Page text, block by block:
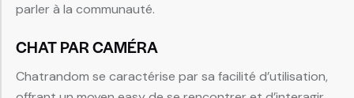
parler à la communauté.
CHAT PAR CAMÉRA
Chatrandom se caractérise par sa facilité d’utilisation,